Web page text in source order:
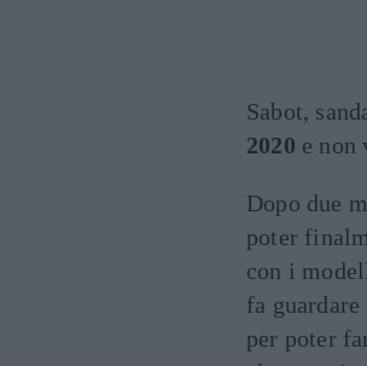
Sabot,
2020 e non
Dopo due
poter
con i
fa
per poter